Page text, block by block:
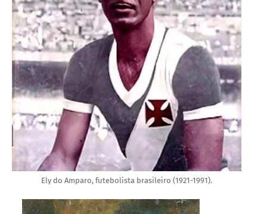
Ely do Amparo, futebolista brasileiro (1921-1991).